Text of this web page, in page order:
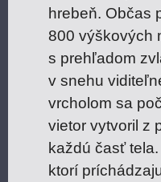
hrebeň. Občas
800 výškových
s prehľadom
v snehu
vrcholom sa
vietor vytvoril z
každú časť
ktorí